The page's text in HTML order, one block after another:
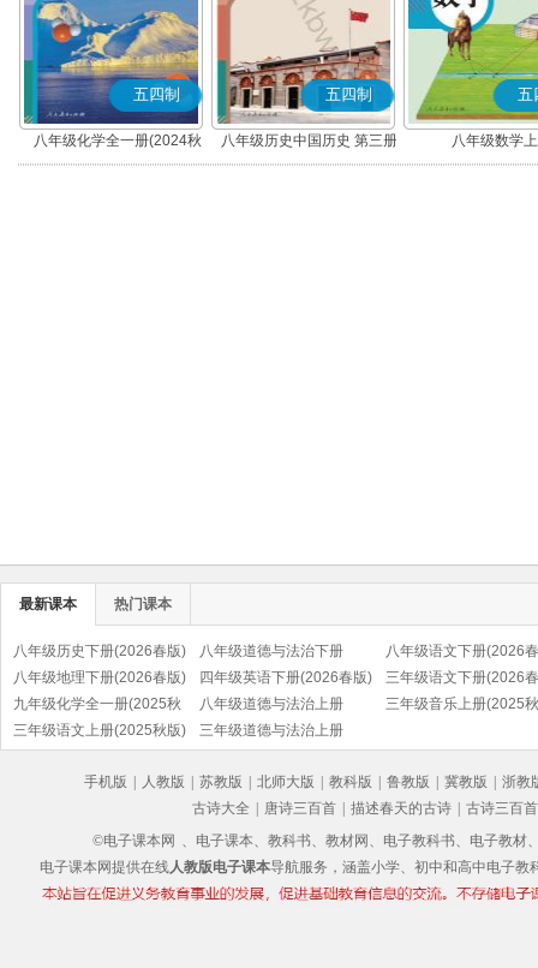
五四制
八年级化学全一册(2024秋
版)
五四制
八年级历史中国历史 第三册
(2025秋版)(部编版)
五
八年级数学
最新课本 热门课本
八年级历史下册(2026春版)
(部编版)
八年级道德与法治下册
(2026春版)(部编版)
八年级语文下册(2026
(部编版)
八年级地理下册(2026春版)
四年级英语下册(2026春版)
(PEP)
三年级语文下册(2026
(部编版)
九年级化学全一册(2025秋
版)
八年级道德与法治上册
(2025秋版)(部编版)
三年级音乐上册(2025
三年级语文上册(2025秋版)
三年级道德与法治上册
手机版
人教版 苏教版 北师大版 教科版 鲁教版 冀教版
浙教
古诗大全
唐诗三百首 描述春天的古诗
古诗三百首
©电子课本网 、电子课本、教科书、教材网、电子教科书、电子教材
电子课本网提供在线人教版电子课本导航服务，涵盖小学、初中和高中电子